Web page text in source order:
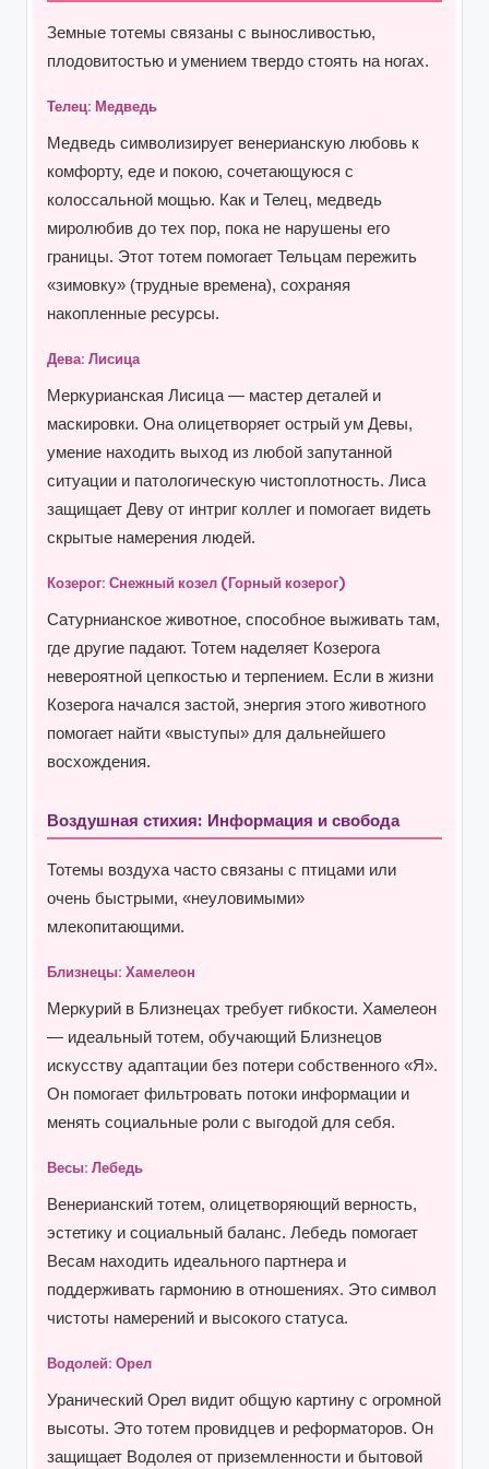
Земные тотемы связаны с выносливостью,
плодовитостью и умением твердо стоять на ногах.
Телец: Медведь
Медведь символизирует венерианскую любовь к
комфорту, еде и покою, сочетающуюся с
колоссальной мощью. Как и Телец, медведь
миролюбив до тех пор, пока не нарушены его
границы. Этот тотем помогает Тельцам пережить
«зимовку» (трудные времена), сохраняя
накопленные ресурсы.
Дева: Лисица
Меркурианская Лисица — мастер деталей и
маскировки. Она олицетворяет острый ум Девы,
умение находить выход из любой запутанной
ситуации и патологическую чистоплотность. Лиса
защищает Деву от интриг коллег и помогает видеть
скрытые намерения людей.
Козерог: Снежный козел (Горный козерог)
Сатурнианское животное, способное выживать там,
где другие падают. Тотем наделяет Козерога
невероятной цепкостью и терпением. Если в жизни
Козерога начался застой, энергия этого животного
помогает найти «выступы» для дальнейшего
восхождения.
Воздушная стихия: Информация и свобода
Тотемы воздуха часто связаны с птицами или
очень быстрыми, «неуловимыми»
млекопитающими.
Близнецы: Хамелеон
Меркурий в Близнецах требует гибкости. Хамелеон
— идеальный тотем, обучающий Близнецов
искусству адаптации без потери собственного «Я».
Он помогает фильтровать потоки информации и
менять социальные роли с выгодой для себя.
Весы: Лебедь
Венерианский тотем, олицетворяющий верность,
эстетику и социальный баланс. Лебедь помогает
Весам находить идеального партнера и
поддерживать гармонию в отношениях. Это символ
чистоты намерений и высокого статуса.
Водолей: Орел
Уранический Орел видит общую картину с огромной
высоты. Это тотем провидцев и реформаторов. Он
защищает Водолея от приземленности и бытовой